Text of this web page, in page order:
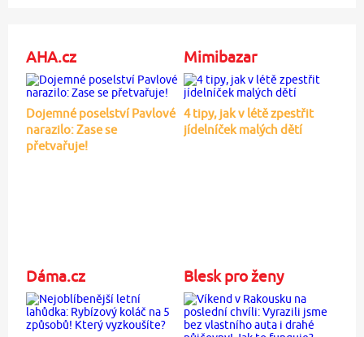
AHA.cz
Dojemné poselství Pavlové
narazilo: Zase se
přetvařuje!
Mimibazar
4 tipy, jak v létě zpestřit
jídelníček malých dětí
Dáma.cz Blesk pro ženy